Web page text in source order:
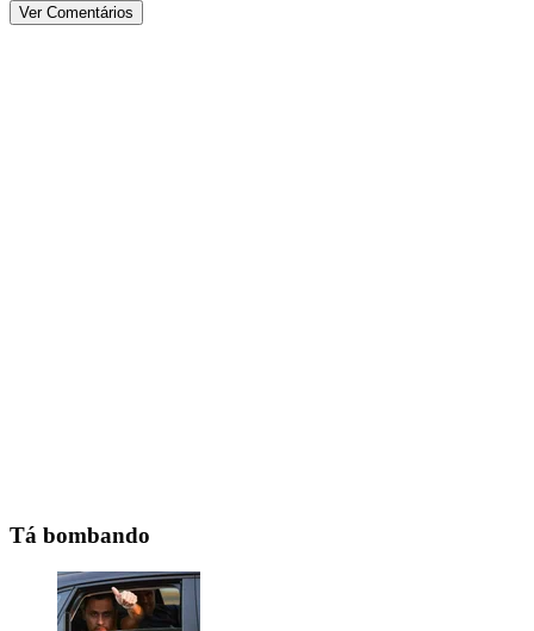
Ver Comentários
Tá bombando